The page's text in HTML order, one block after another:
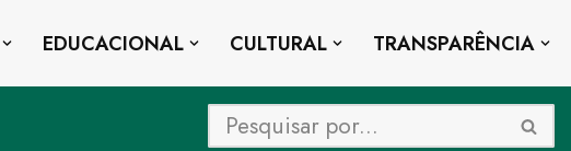
EDUCACIONAL CULTURAL TRANSPARÊNCIA